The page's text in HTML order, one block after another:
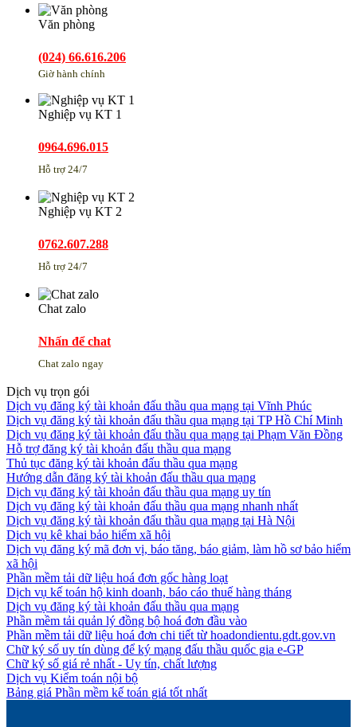
Văn phòng
(024) 66.616.206
Giờ hành chính
Nghiệp vụ KT 1
0964.696.015
Hỗ trợ 24/7
Nghiệp vụ KT 2
0762.607.288
Hỗ trợ 24/7
Chat zalo
Nhấn để chat
Chat zalo ngay
Dịch vụ trọn gói
Dịch vụ đăng ký tài khoản đấu thầu qua mạng tại Vĩnh Phúc
Dịch vụ đăng ký tài khoản đấu thầu qua mạng tại TP Hồ Chí Minh
Dịch vụ đăng ký tài khoản đấu thầu qua mạng tại Phạm Văn Đồng
Hỗ trợ đăng ký tài khoản đấu thầu qua mạng
Thủ tục đăng ký tài khoản đấu thầu qua mạng
Hướng dẫn đăng ký tài khoản đấu thầu qua mạng
Dịch vụ đăng ký tài khoản đấu thầu qua mạng uy tín
Dịch vụ đăng ký tài khoản đấu thầu qua mạng nhanh nhất
Dịch vụ đăng ký tài khoản đấu thầu qua mạng tại Hà Nội
Dịch vụ kê khai bảo hiểm xã hội
Dịch vụ đăng ký mã đơn vị, báo tăng, báo giảm, làm hồ sơ bảo hiểm
xã hội
Phần mềm tải dữ liệu hoá đơn gốc hàng loạt
Dịch vụ kế toán hộ kinh doanh, báo cáo thuế hàng tháng
Dịch vụ đăng ký tài khoản đấu thầu qua mạng
Phần mềm tải quản lý đồng bộ hoá đơn đầu vào
Phần mềm tải dữ liệu hoá đơn chi tiết từ hoadondientu.gdt.gov.vn
Chữ ký số uy tín dùng để ký mạng đấu thầu quốc gia e-GP
Chữ ký số giá rẻ nhất - Uy tín, chất lượng
Dịch vụ Kiểm toán nội bộ
Bảng giá Phần mềm kế toán giá tốt nhất